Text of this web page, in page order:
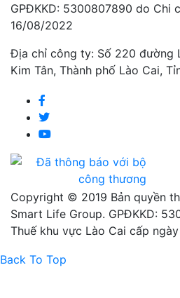
GPĐKKD: 5300807890 do Chi
16/08/2022
Địa chỉ công ty: Số 220 đường
Kim Tân, Thành phố Lào Cai,
Copyright © 2019 Bản quyền
Smart Life Group. GPĐKKD:
Thuế khu vực Lào Cai cấp
Back To Top